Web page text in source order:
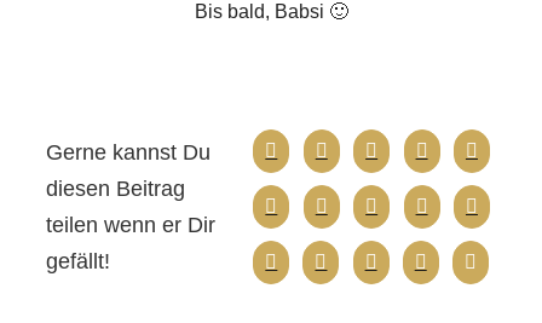
Bis bald, Babsi 🙂
Gerne kannst Du
diesen Beitrag
teilen wenn er Dir
gefällt!